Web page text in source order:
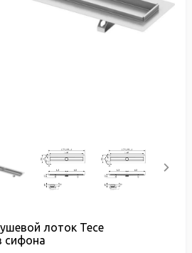
лоток Tece
сифона